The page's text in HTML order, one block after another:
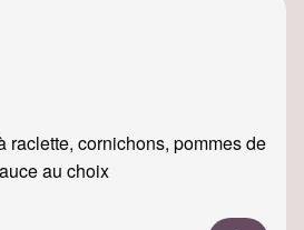
raclette, cornichons, pommes de
au choix